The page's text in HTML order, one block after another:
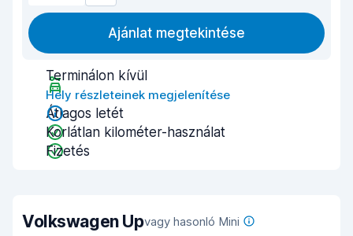
Ajánlat megtekintése
Terminálon kívül
Hely részleteinek megjelenítése
Átlagos letét
Korlátlan kilométer-használat
Fizetés
Volkswagen Upvagy hasonló Mini